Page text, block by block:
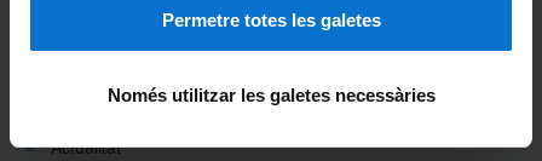
Permetre totes les galetes
Només utilitzar les galetes necessàries
Actualitat